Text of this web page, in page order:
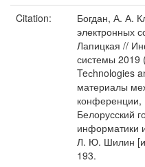
Citation:
Богдан, А. А.
электронных
Лапицкая //
системы 2019
Teсhnologies
материалы
конференции,
Белорусский
информатики
Л. Ю. Шилин [и
193.